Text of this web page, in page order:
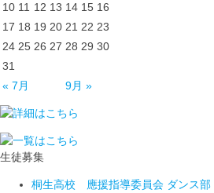
10 11 12 13 14 15 16
17 18 19 20 21 22 23
24 25 26 27 28 29 30
31
« 7月
9月 »
生徒募集
桐生高校 應援指導委員会 ダンス部